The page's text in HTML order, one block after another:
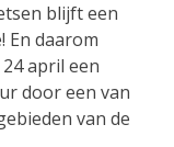
blijft een
En daarom
april een
door een van
van de